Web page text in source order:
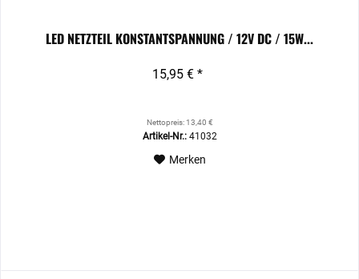
LED NETZTEIL KONSTANTSPANNUNG / 12V DC / 15W...
15,95 € *
Nettopreis: 13,40 €
Artikel-Nr.:41032
Merken